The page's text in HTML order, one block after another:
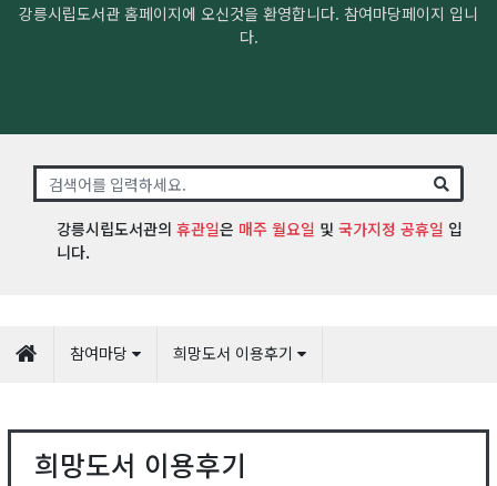
강릉시립도서관 홈페이지에 오신것을 환영합니다. 참여마당페이지 입니
다.
강릉시립도서관의 휴관일은 매주 월요일 및 국가지정 공휴일 입
니다.
참여마당 희망도서 이용후기
희망도서 이용후기